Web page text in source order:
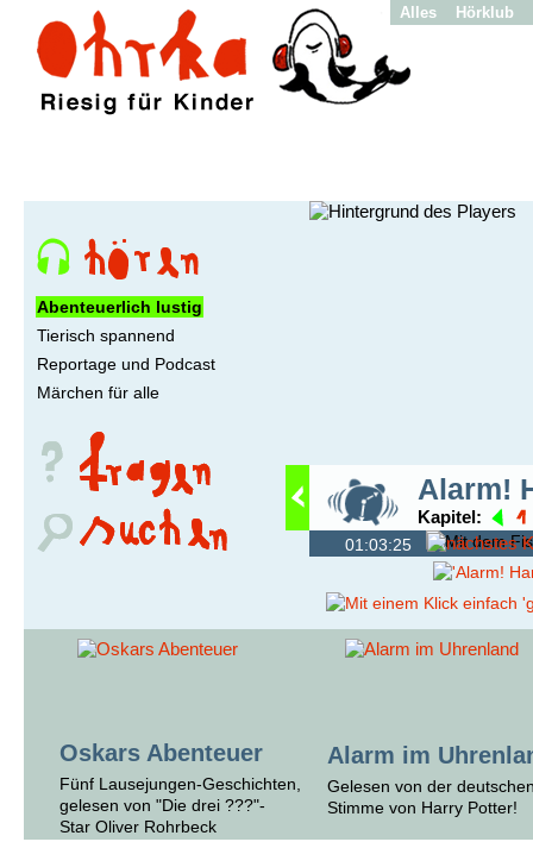
Alles Hörklub
Abenteuerlich lustig
Tierisch spannend
Reportage und Podcast
Märchen für alle
Alarm!
Kapitel:
01:03:25
Oskars Abenteuer
Fünf Lausejungen-Geschichten,
gelesen von "Die drei ???"-
Star Oliver Rohrbeck
Alarm im
Gelesen von der
Stimme von Harry Potter!